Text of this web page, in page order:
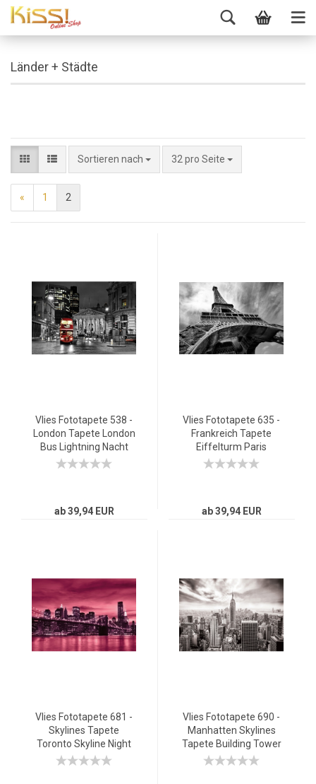
Länder + Städte
Sortieren nach 32 pro Seite
« 1 2
Vlies Fototapete 538 -
London Tapete London
Bus Lightning Nacht
Skyline rot
ab 39,94 EUR
Vlies Fototapete 635 -
Frankreich Tapete
Eiffelturm Paris
Wolken Vintage grau
ab 39,94 EUR
Vlies Fototapete 681 -
Skylines Tapete
Toronto Skyline Night
Brücke rot
Vlies Fototapete 690 -
Manhatten Skylines
Tapete Building Tower
Skyline City grau